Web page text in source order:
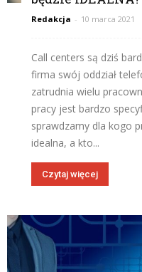
Redakcja - 10 marca 2021
Call centers są dziś
firma swój oddział
zatrudnia wielu
pracy jest bardzo
sprawdzamy dla kogo
idealna, a kto...
Czytaj więcej